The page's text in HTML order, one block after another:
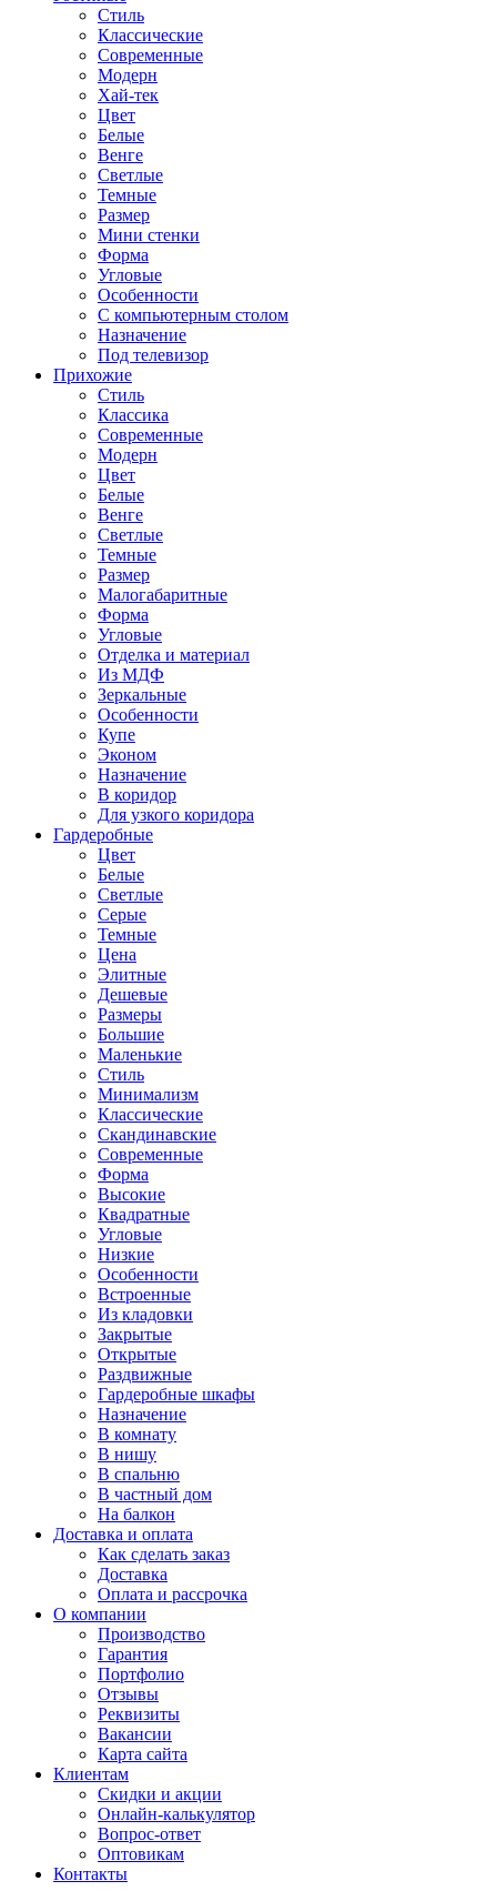
Стиль
Классические
Современные
Модерн
Хай-тек
Цвет
Белые
Венге
Светлые
Темные
Размер
Мини стенки
Форма
Угловые
Особенности
С компьютерным столом
Назначение
Под телевизор
Прихожие
Стиль
Классика
Современные
Модерн
Цвет
Белые
Венге
Светлые
Темные
Размер
Малогабаритные
Форма
Угловые
Отделка и материал
Из МДФ
Зеркальные
Особенности
Купе
Эконом
Назначение
В коридор
Для узкого коридора
Гардеробные
Цвет
Белые
Светлые
Серые
Темные
Цена
Элитные
Дешевые
Размеры
Большие
Маленькие
Стиль
Минимализм
Классические
Скандинавские
Современные
Форма
Высокие
Квадратные
Угловые
Низкие
Особенности
Встроенные
Из кладовки
Закрытые
Открытые
Раздвижные
Гардеробные шкафы
Назначение
В комнату
В нишу
В спальню
В частный дом
На балкон
Доставка и оплата
Как сделать заказ
Доставка
Оплата и рассрочка
О компании
Производство
Гарантия
Портфолио
Отзывы
Реквизиты
Вакансии
Карта сайта
Клиентам
Скидки и акции
Онлайн-калькулятор
Вопрос-ответ
Оптовикам
Контакты